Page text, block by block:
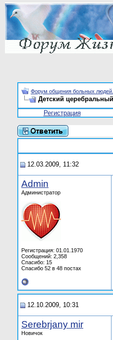
Форум общения больных
Детский
Регистрация
12.03.2009, 11:32
Admin
Администратор
Регистрация: 01.01.1970
Сообщений: 2,358
Спасибо: 15
Спасибо 52 в 48 постах
12.10.2009, 10:31
Serebrjany mir
Новичок